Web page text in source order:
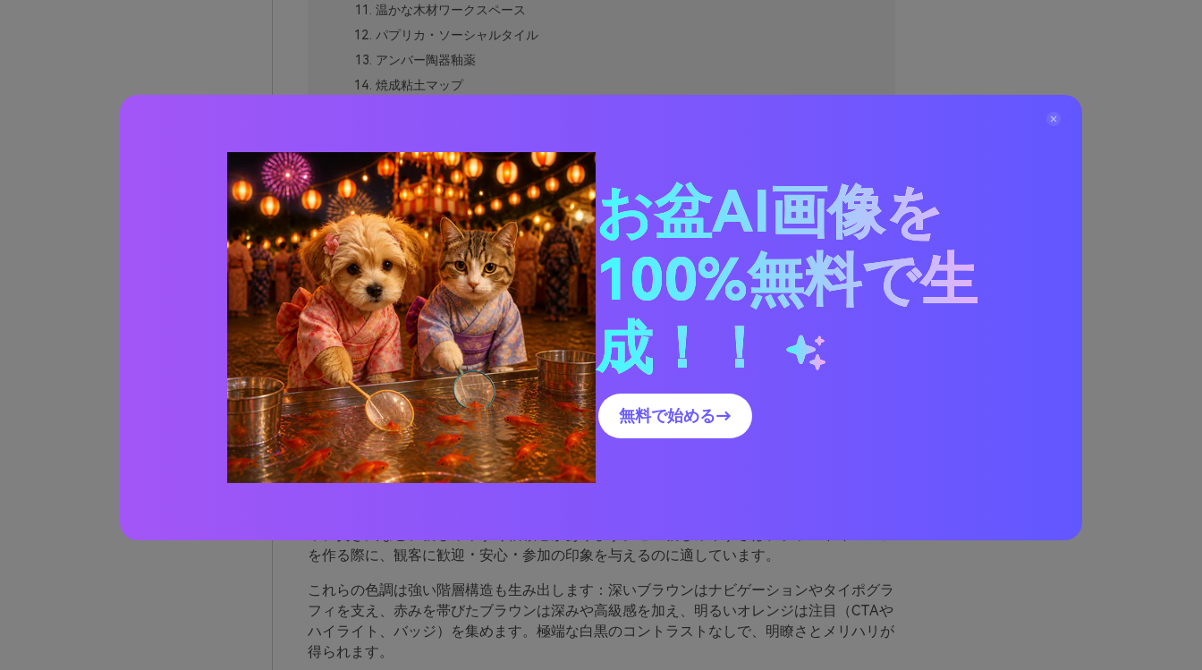
温かな木材ワークスペース
パプリカ・ソーシャルタイル
アンバー陶器釉薬
焼成粘土マップ
焦げたアプリコットコスメ
溶岩グラデーション
くすみテラコッタUIキット
サンベイクトレイルチラシ
ブラウンレッドオレンジと相性の良い色は？
ブラウンレッドオレンジ色パレットを実際のデザインで活用する方法
AIを使ってブラウンレッドオレンジパレットのビジュアルを作成する
なぜブラウンレッドオレンジのパレッ
トが効果的なのか
を作る際に、観客に歓迎・安心・参加の印象を与えるのに適しています。
これらの色調は強い階層構造も生み出します：深いブラウンはナビゲーションやタイポグラ
フィを支え、赤みを帯びたブラウンは深みや高級感を加え、明るいオレンジは注目（CTAや
ハイライト、バッジ）を集めます。極端な白黒のコントラストなしで、明瞭さとメリハリが
得られます。
お盆AI画像を
100%無料で生
成！！
無料で始める→